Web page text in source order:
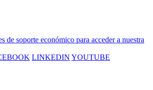
de soporte económico para acceder a nuestra
LINKEDIN YOUTUBE